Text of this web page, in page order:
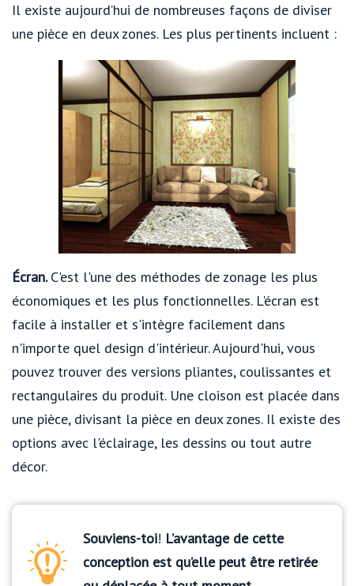
Il existe aujourd’hui de nombreuses façons de diviser
une pièce en deux zones. Les plus pertinents incluent :
Écran.C'est l'une des méthodes de zonage les plus
économiques et les plus fonctionnelles. L'écran est
facile à installer et s'intègre facilement dans
n'importe quel design d'intérieur. Aujourd'hui, vous
pouvez trouver des versions pliantes, coulissantes et
rectangulaires du produit. Une cloison est placée dans
une pièce, divisant la pièce en deux zones. Il existe des
options avec l'éclairage, les dessins ou tout autre
décor.
Souviens-toi! L’avantage de cette
conception est qu’elle peut être retirée